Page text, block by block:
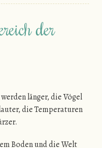
der
länger, die Vögel
die Temperaturen
Boden und die Welt